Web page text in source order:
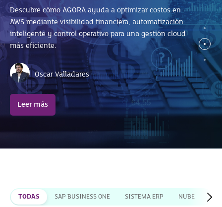
José Luis Ramírez
Descubre cómo AGORA ayuda a optimizar costos en
AWS mediante visibilidad financiera, automatización
inteligente y control operativo para una gestión cloud
más eficiente.
Oscar Valladares
Leer más
Descubre cómo SAP Business Technology Platform (SAP
BTP) impulsa la innovación, integra sistemas y potencia
SAP S/4HANA sin afectar el ERP.
Leer más
TODAS SAP BUSINESS ONE SISTEMA ERP NUBE